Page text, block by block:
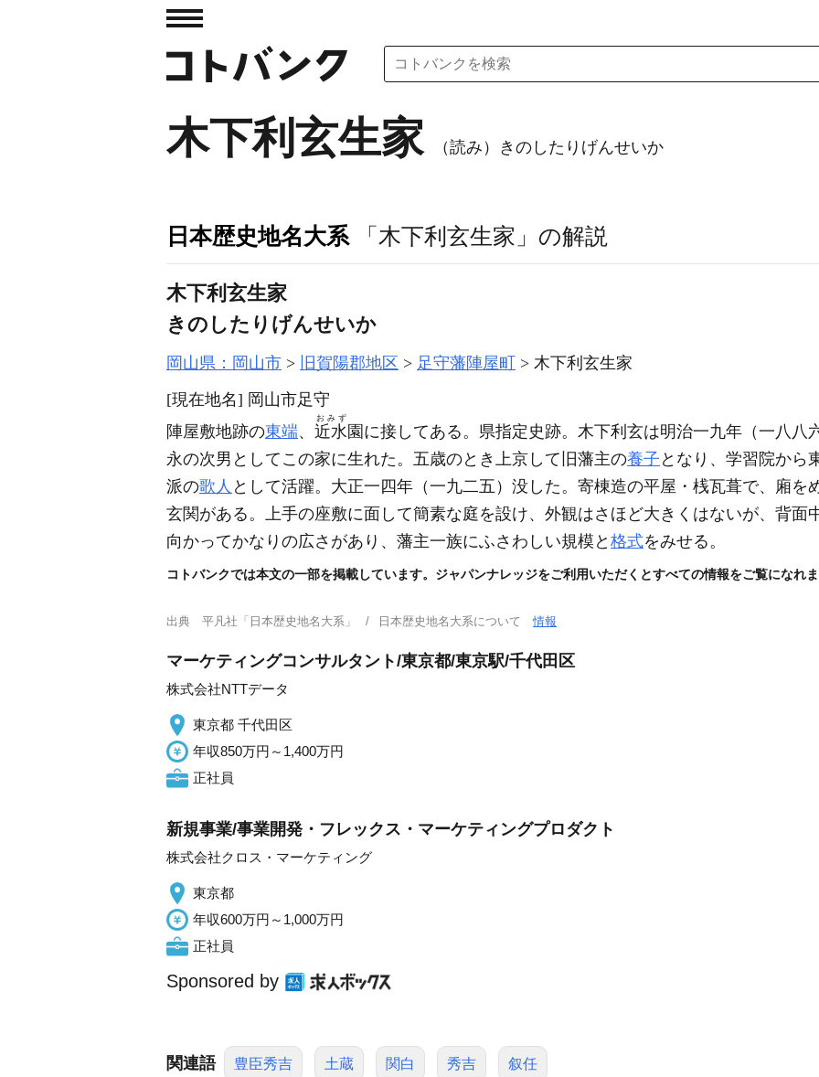
木下利玄生家 （読み）きのしたりげんせいか
日本歴史地名大系 「木下利玄生家」の解説
木下利玄生家
きのしたりげんせいか
岡山県：岡山市 旧賀陽郡地区 足守藩陣屋町
木下利玄生家
[現在地名] 岡山市足守
陣屋敷地跡の東端、 近水
おみず
園に接してある。県指定史跡。木下利玄は明治一九年 （一八八
永の次男としてこの家に生れた。五歳のとき上京して旧藩主の養子 となり、学習院から
派の歌人 として活躍。大正一四年 （一九二五） 没した。寄棟造の平屋・桟瓦葺で、廂を
玄関がある。上手の座敷に面して簡素な庭を設け、外観はさほど大きくはないが、背面
向かってかなりの広さがあり、藩主一族にふさわしい規模と 格式をみせる。
コトバンクでは本文の一部を掲載しています。ジャパンナレッジをご利用いただくとすべての情報をご覧になれ
出典 平凡社「日本歴史地名大系」 日本歴史地名大系について情報
マーケティングコンサルタント/東京都/東京駅/千代田区
株式会社NTTデータ
東京都 千代田区
年収850万円～1,400万円
正社員
新規事業/事業開発・フレックス・マーケティングプロダクト
株式会社クロス・マーケティング
東京都
年収600万円～1,000万円
正社員
Sponsored by
関連語 豊臣秀吉 土蔵 関白 秀吉 叙任